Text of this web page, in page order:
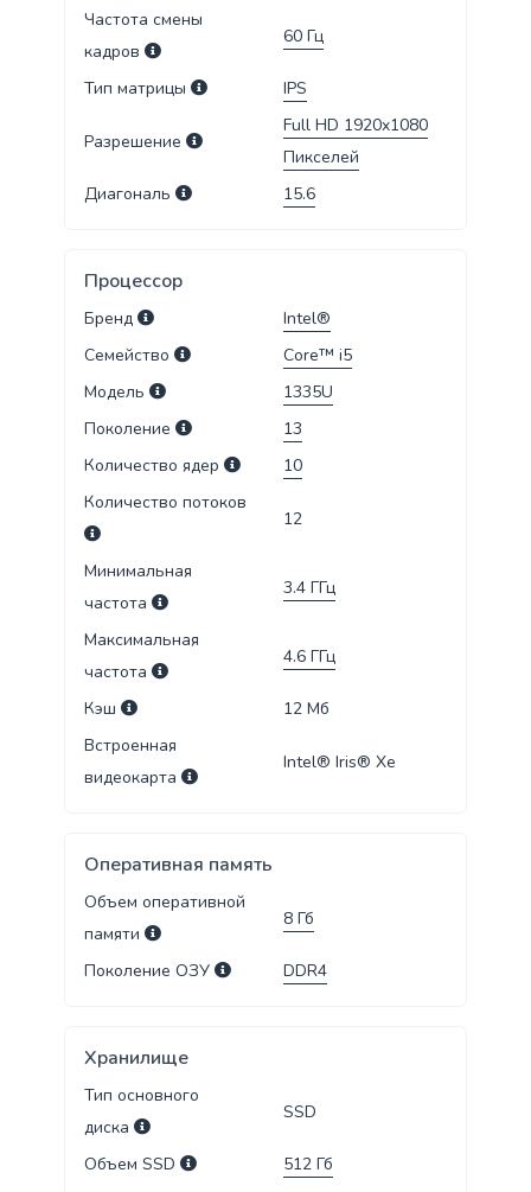
Частота смены
кадров
60 Гц
Тип матрицы IPS
Разрешение
Full HD 1920x1080
Пикселей
Диагональ
15.6
Процессор
Бренд
Intel®
Семейство
Core™ i5
Модель
1335U
Поколение
13
Количество ядер
10
Количество потоков
12
Минимальная
частота
3.4 ГГц
Максимальная
частота
4.6 ГГц
Кэш 12 Мб
Встроенная
видеокарта
Intel® Iris® Xe
Оперативная память
Объем оперативной
памяти
8 Гб
Поколение ОЗУ DDR4
Хранилище
Тип основного
диска
SSD
Объем SSD 512 Гб